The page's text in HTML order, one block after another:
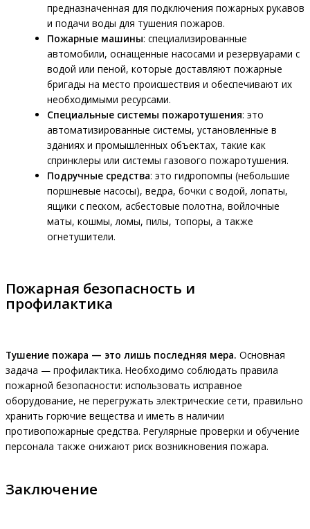
предназначенная для подключения пожарных рукавов
и подачи воды для тушения пожаров.
Пожарные машины: специализированные
автомобили, оснащенные насосами и резервуарами с
водой или пеной, которые доставляют пожарные
бригады на место происшествия и обеспечивают их
необходимыми ресурсами.
Специальные системы пожаротушения: это
автоматизированные системы, установленные в
зданиях и промышленных объектах, такие как
спринклеры или системы газового пожаротушения.
Подручные средства: это гидропомпы (небольшие
поршневые насосы), ведра, бочки с водой, лопаты,
ящики с песком, асбестовые полотна, войлочные
маты, кошмы, ломы, пилы, топоры, а также
огнетушители.
Пожарная безопасность и
профилактика
Тушение пожара — это лишь последняя мера. Основная
задача — профилактика. Необходимо соблюдать правила
пожарной безопасности: использовать исправное
оборудование, не перегружать электрические сети, правильно
хранить горючие вещества и иметь в наличии
противопожарные средства. Регулярные проверки и обучение
персонала также снижают риск возникновения пожара.
Заключение